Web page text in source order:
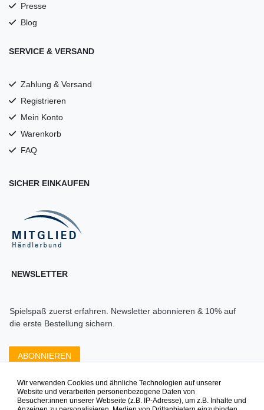
Presse
Blog
SERVICE & VERSAND
Zahlung & Versand
Registrieren
Mein Konto
Warenkorb
FAQ
SICHER EINKAUFEN
NEWSLETTER
Spielspaß zuerst erfahren. Newsletter abonnieren & 10% auf
die erste Bestellung sichern.
ABONNIEREN
Zahlungsarten die wir anbieten
Wir verwenden Cookies und ähnliche Technologien auf unserer
Website und verarbeiten personenbezogene Daten von
Besucher:innen unserer Webseite (z.B. IP-Adresse), um z.B. Inhalte und